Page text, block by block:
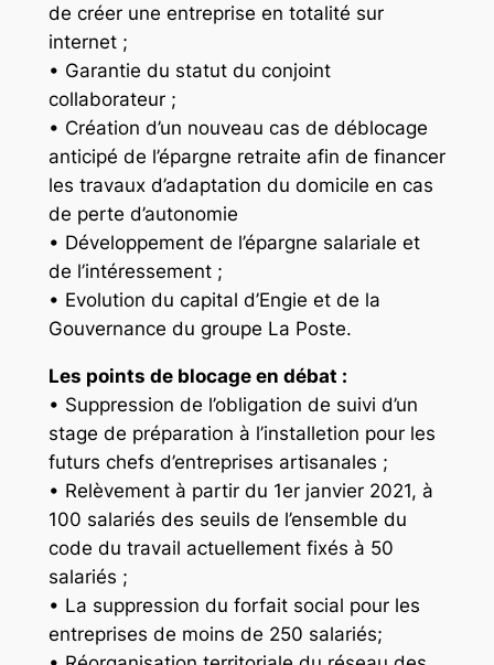
de créer une entreprise en totalité sur
internet ;
• Garantie du statut du conjoint
collaborateur ;
• Création d’un nouveau cas de déblocage
anticipé de l’épargne retraite afin de financer
les travaux d’adaptation du domicile en cas
de perte d’autonomie
• Développement de l’épargne salariale et
de l’intéressement ;
• Evolution du capital d’Engie et de la
Gouvernance du groupe La Poste.
Les points de blocage en débat :
• Suppression de l’obligation de suivi d’un
stage de préparation à l’installetion pour les
futurs chefs d’entreprises artisanales ;
• Relèvement à partir du 1er janvier 2021, à
100 salariés des seuils de l’ensemble du
code du travail actuellement fixés à 50
salariés ;
• La suppression du forfait social pour les
entreprises de moins de 250 salariés;